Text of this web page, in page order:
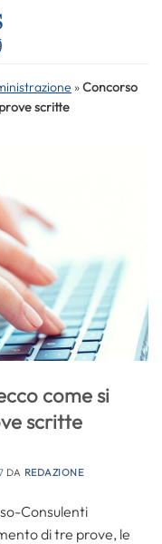
»Concorso
scritte
come si
scritte
DA REDAZIONE
Consulenti
di tre prove, le